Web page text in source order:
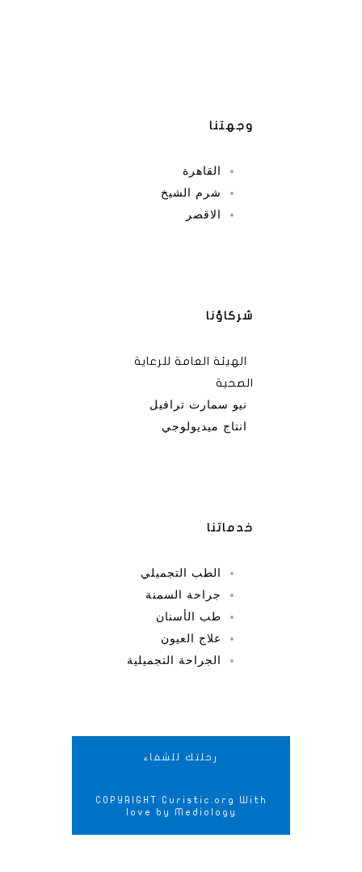
وجهتنا
القاهرة
شرم الشيخ
الاقصر
شركاؤنا
الهيئة العامة للرعاية
الصحية
نيو سمارت ترافيل
انتاج ميديولوجي
خدماتنا
الطب التجميلي
جراحة السمنة
طب الأسنان
علاج العيون
الجراحة التجميلية
رحلتك للشفاء
COPYRIGHT Curistic.org With
love by Mediology